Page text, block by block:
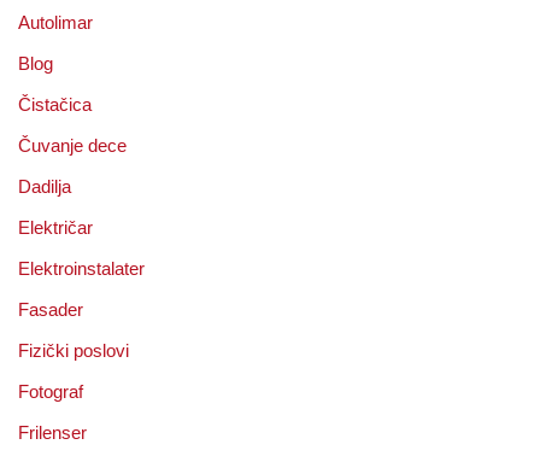
Autolimar
Blog
Čistačica
Čuvanje dece
Dadilja
Električar
Elektroinstalater
Fasader
Fizički poslovi
Fotograf
Frilenser